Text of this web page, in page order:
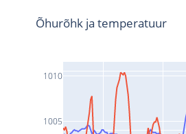
1005
1010
Õhurõhk ja temperatuur